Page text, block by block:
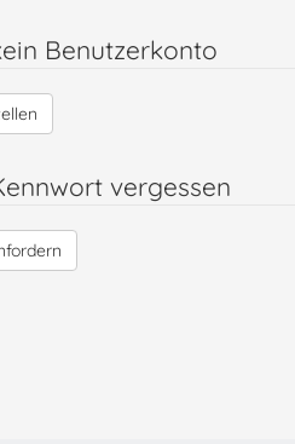
Benutzerkonto
vergessen